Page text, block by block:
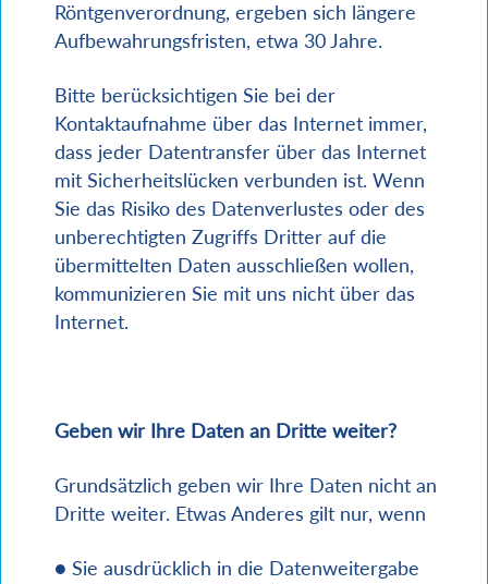
Röntgenverordnung, ergeben sich längere
Aufbewahrungsfristen, etwa 30 Jahre.
Bitte berücksichtigen Sie bei der
Kontaktaufnahme über das Internet immer,
dass jeder Datentransfer über das Internet
mit Sicherheitslücken verbunden ist. Wenn
Sie das Risiko des Datenverlustes oder des
unberechtigten Zugriffs Dritter auf die
übermittelten Daten ausschließen wollen,
kommunizieren Sie mit uns nicht über das
Internet.
Geben wir Ihre Daten an Dritte weiter?
Grundsätzlich geben wir Ihre Daten nicht an
Dritte weiter. Etwas Anderes gilt nur, wenn
● Sie ausdrücklich in die Datenweitergabe